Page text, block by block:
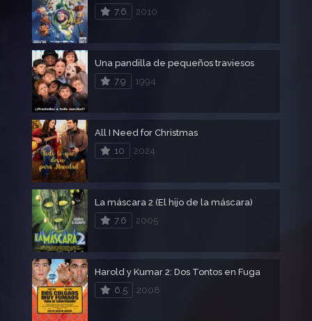
7.6
2010
Una pandilla de pequeños traviesos
7.9
1994
All I Need for Christmas
10
2024
La máscara 2 (El hijo de la máscara)
7.6
2005
Harold y Kumar 2: Dos Tontos en Fuga
6.5
2008